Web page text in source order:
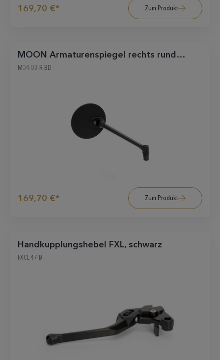
169,70 €* Zum Produkt
MOON Armaturenspiegel rechts rund
schwarz matt
M04-03-R-BD
169,70 €* Zum Produkt
Handkupplungshebel FXL, schwarz
FXCL-47-B